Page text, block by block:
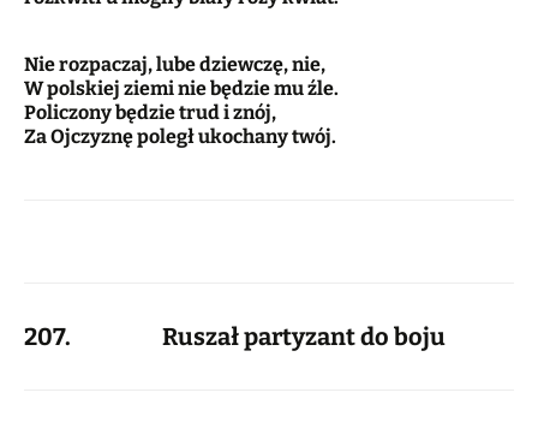
Nie rozpaczaj, lube dziewczę, nie,
W polskiej ziemi nie będzie mu źle.
Policzony będzie trud i znój,
Za Ojczyznę poległ ukochany twój.
207. Ruszał partyzant do boju